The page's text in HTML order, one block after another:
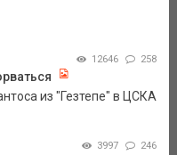
12646 258
из "Гезтепе" в ЦСКА
3997 246